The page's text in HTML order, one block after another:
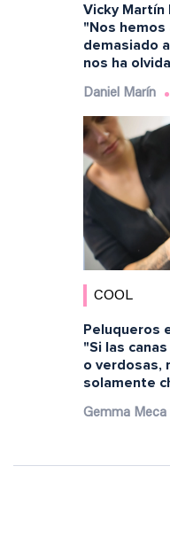
Vicky Martín
"Nos
demasiado
nos ha
Daniel Marín
COOL
Peluqueros
"Si las
o verdosas,
solamente
Gemma Meca